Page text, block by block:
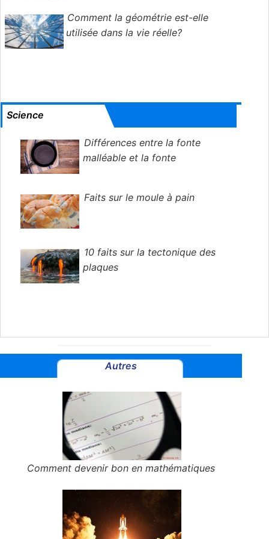
Comment la géométrie est-elle
utilisée dans la vie réelle?
Science
Différences entre la fonte
malléable et la fonte
Faits sur le moule à pain
10 faits sur la tectonique des
plaques
Autres
Comment devenir bon en mathématiques